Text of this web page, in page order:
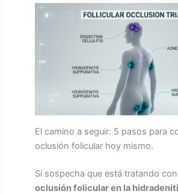
El camino a seguir: 5 pasos para
oclusión folicular hoy mismo.
Si sospecha que está tratando
oclusión folicular en la